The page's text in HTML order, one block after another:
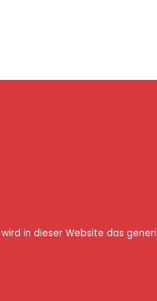
in dieser Website das